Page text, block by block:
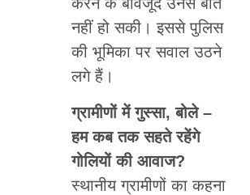
करने के बावजूद उनसे बात
नहीं हो सकी। इससे पुलिस
की भूमिका पर सवाल उठने
लगे हैं।
ग्रामीणों में गुस्सा, बोले –
हम कब तक सहते रहेंगे
गोलियों की आवाज?
स्थानीय ग्रामीणों का कहना